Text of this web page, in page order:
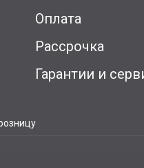
Оплата
Рассрочка
Гарантии и